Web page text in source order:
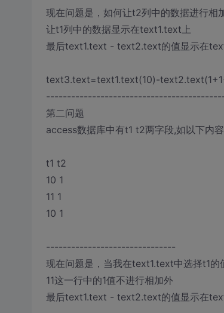
现在问题是，如何让t2列中的数据进行
让t1列中的数据显示在text1.text上
最后text1.text - text2.text的值显示在
text3.text=text1.text(10)-
第二问题
access数据库中有t1 t2两字段,如以下内容
t1 t2
10 1
11 1
10 1
-------------------------------
现在问题是，当我在text1.text中选择t1
11这一行中的1值不进行相加外
最后text1.text - text2.text的值显示在